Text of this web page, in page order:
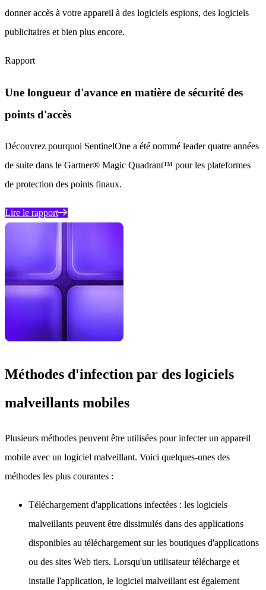
donner accès à votre appareil à des logiciels espions, des logiciels
publicitaires et bien plus encore.
Rapport
Une longueur d'avance en matière de sécurité des
points d'accès
Découvrez pourquoi SentinelOne a été nommé leader quatre années
de suite dans le Gartner® Magic Quadrant™ pour les plateformes
de protection des points finaux.
Lire le rapport
Méthodes d'infection par des logiciels
malveillants mobiles
Plusieurs méthodes peuvent être utilisées pour infecter un appareil
mobile avec un logiciel malveillant. Voici quelques-unes des
méthodes les plus courantes :
Téléchargement d'applications infectées : les logiciels
malveillants peuvent être dissimulés dans des applications
disponibles au téléchargement sur les boutiques d'applications
ou des sites Web tiers. Lorsqu'un utilisateur télécharge et
installe l'application, le logiciel malveillant est également